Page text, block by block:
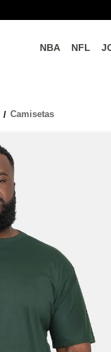
NBA NFL
Camisetas